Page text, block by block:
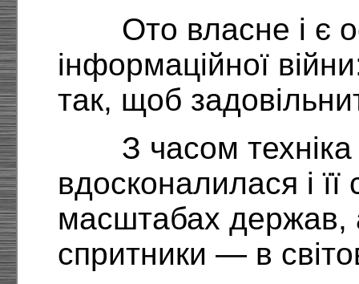
Ото власне і є
інформаційної
так, щоб
З часом
вдосконалилася і
масштабах держав,
спритники — в